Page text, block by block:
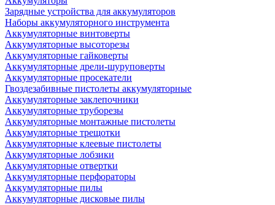
Зарядные устройства для аккумуляторов
Наборы аккумуляторного инструмента
Аккумуляторные винтоверты
Аккумуляторные высоторезы
Аккумуляторные гайковерты
Аккумуляторные дрели-шуруповерты
Аккумуляторные просекатели
Гвоздезабивные пистолеты аккумуляторные
Аккумуляторные заклепочники
Аккумуляторные труборезы
Аккумуляторные монтажные пистолеты
Аккумуляторные трещотки
Аккумуляторные клеевые пистолеты
Аккумуляторные лобзики
Аккумуляторные отвертки
Аккумуляторные перфораторы
Аккумуляторные пилы
Аккумуляторные дисковые пилы